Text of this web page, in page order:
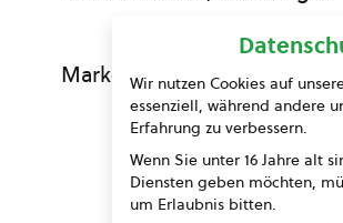
Marketing und Information
Presse
Kontakt
Wir nutzen Cookies auf
essenziell, während andere
Erfahrung zu verbessern.
Wenn Sie unter 16 Jahre alt
Diensten geben möchten,
um Erlaubnis bitten.